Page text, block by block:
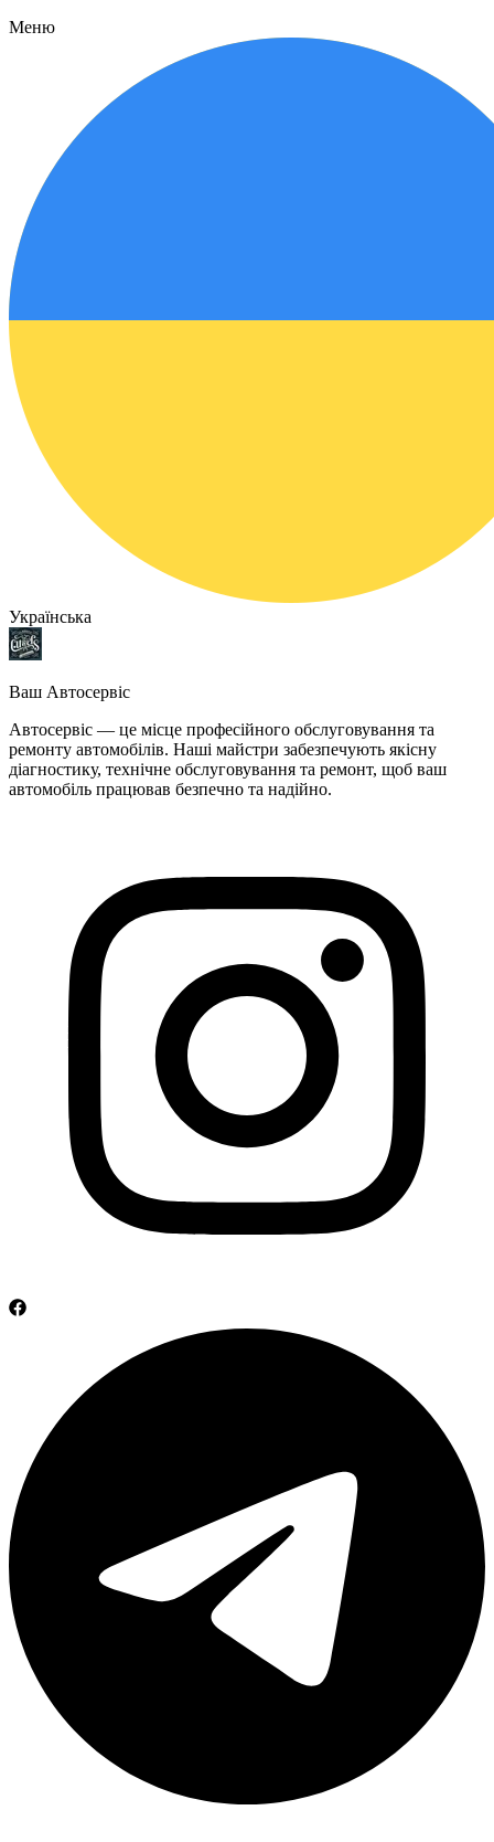
Меню
Українська
Ваш Автосервіс
Автосервіс — це місце професійного обслуговування та
ремонту автомобілів. Наші майстри забезпечують якісну
діагностику, технічне обслуговування та ремонт, щоб ваш
автомобіль працював безпечно та надійно.